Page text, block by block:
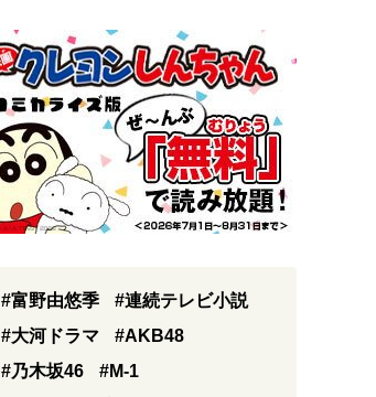
#富野由悠季
#連続テレビ小説
#大河ドラマ
#AKB48
#乃木坂46
#M-1